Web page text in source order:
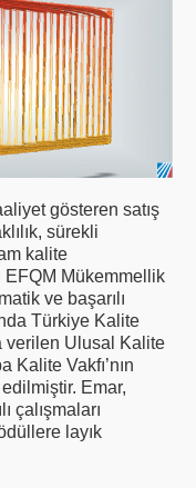
gösteren satış
sürekli
kalite
EFQM Mükemmellik
ve başarılı
Türkiye Kalite
verilen Ulusal Kalite
Kalite Vakfı’nın
Emar,
çalışmaları
layık